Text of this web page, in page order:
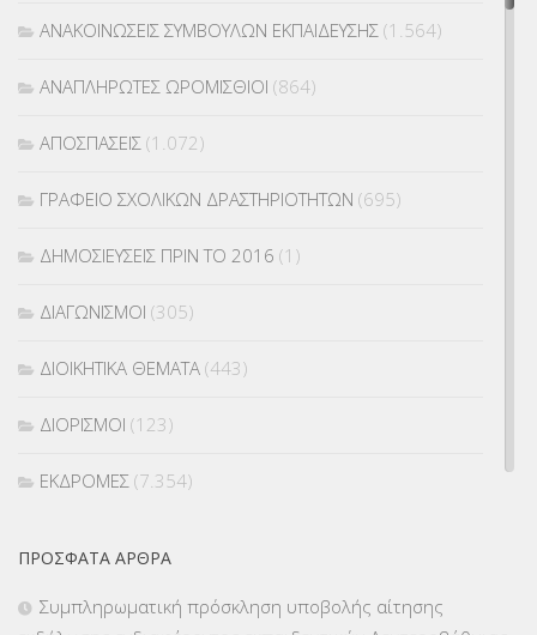
ΑΝΑΚΟΙΝΩΣΕΙΣ ΣΥΜΒΟΥΛΩΝ ΕΚΠΑΙΔΕΥΣΗΣ (1.564)
ΑΝΑΠΛΗΡΩΤΕΣ ΩΡΟΜΙΣΘΙΟΙ (864)
ΑΠΟΣΠΑΣΕΙΣ (1.072)
ΓΡΑΦΕΙΟ ΣΧΟΛΙΚΩΝ ΔΡΑΣΤΗΡΙΟΤΗΤΩΝ (695)
ΔΗΜΟΣΙΕΥΣΕΙΣ ΠΡΙΝ ΤΟ 2016 (1)
ΔΙΑΓΩΝΙΣΜΟΙ (305)
ΔΙΟΙΚΗΤΙΚΑ ΘΕΜΑΤΑ (443)
ΔΙΟΡΙΣΜΟΙ (123)
ΕΚΔΡΟΜΕΣ (7.354)
ΠΡΌΣΦΑΤΑ ΆΡΘΡΑ
Συμπληρωματική πρόσκληση υποβολής αίτησης